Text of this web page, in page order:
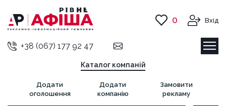
+38 (067) 177 92 47
Каталог компаній
Додати
оголошення
Додати
компанію
Замовити
рекламу
0 Вхід